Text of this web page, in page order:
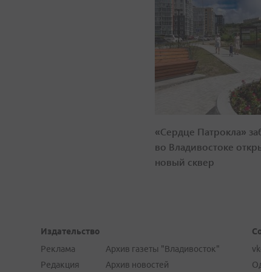
«Сердце Патрокла»
во Владивостоке
новый сквер
Издательство
Реклама
Редакция
Архив газеты "Владивосток"
Архив новостей